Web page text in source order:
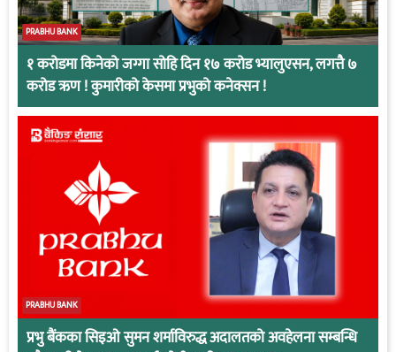
PRABHU BANK
१ करोडमा किनेको जग्गा सोहि दिन १७ करोड भ्यालुएसन, लगत्तै ७
करोड ऋण ! कुमारीको केसमा प्रभुको कनेक्सन !
PRABHU BANK
प्रभु बैंकका सिइओ सुमन शर्माविरुद्ध अदालतको अवहेलना सम्बन्धि